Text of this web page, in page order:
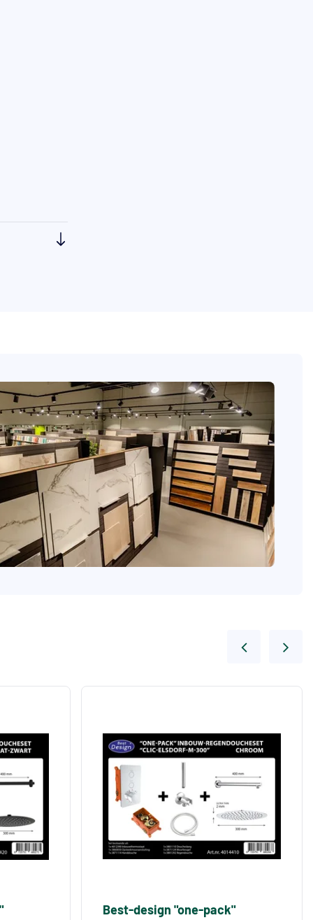
Best-design "one-pack"